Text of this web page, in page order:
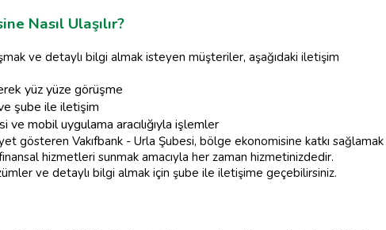
Nasıl Ulaşılır?
ve detaylı bilgi almak isteyen müşteriler, aşağıdaki iletişim
yüz yüze görüşme
şube ile iletişim
mobil uygulama aracılığıyla işlemler
gösteren Vakıfbank - Urla Şubesi, bölge ekonomisine katkı sağlamak
hizmetleri sunmak amacıyla her zaman hizmetinizdedir.
ve detaylı bilgi almak için şube ile iletişime geçebilirsiniz.